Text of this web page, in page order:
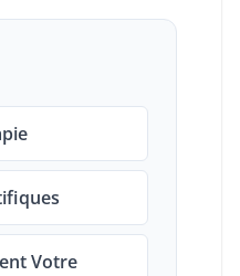
Votre